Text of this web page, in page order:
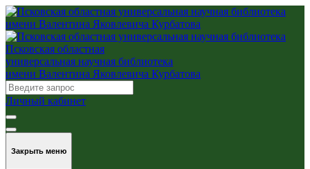
Псковская областная
универсальная научная библиотека
имени Валентина Яковлевича Курбатова
Личный кабинет
Закрыть меню